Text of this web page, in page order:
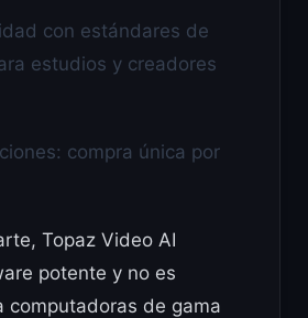
con estándares de
estudios y creadores
compra única por
Topaz Video AI
potente y no es
computadoras de gama